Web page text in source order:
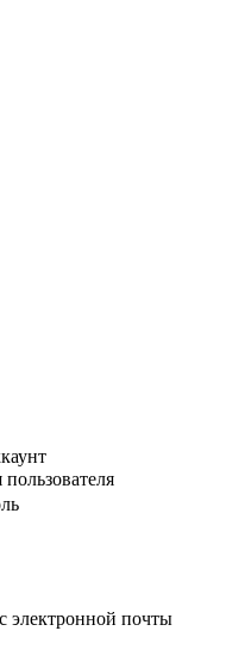
электронной почты